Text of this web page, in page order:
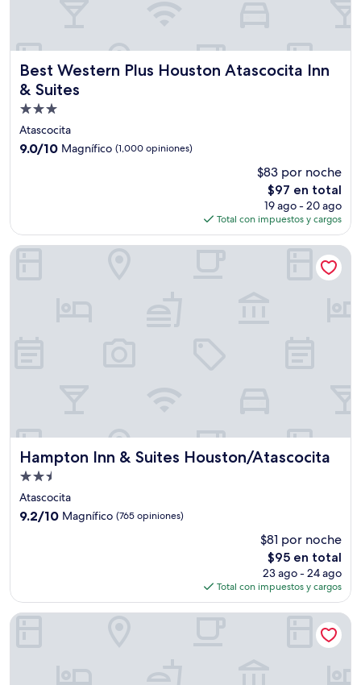
Best Western Plus Houston Atascocita Inn
& Suites
Best Western Plus Houston Atascocita Inn & Suites
Propiedad
de
3.0
Atascocita
9.0
9.0/10 Magnífico (1,000 opiniones)
$83 por noche
El
precio
actual
es
de
$97 en total
19 ago - 20 ago
Total con impuestos y cargos
Hampton Inn & Suites Houston/Atascocita
Hampton Inn & Suites Houston/Atascocita
Propiedad
de
2.5
estrellas
Atascocita
9.2
9.2/10 Magnífico (765 opiniones)
$81 por noche
El
precio
actual
es
de
$95 en total
23 ago - 24 ago
Total con impuestos y cargos
Hampton Inn & Suites Houston/Atascocita
Club Quarters Hotel Downtown, Houston